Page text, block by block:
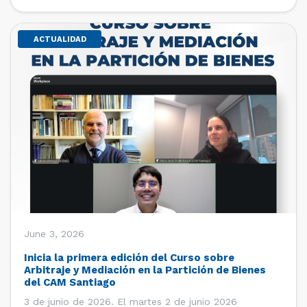
de estudiantes de […]
ACTUALIDAD
June 3, 2026
Inicia la primera edición del Curso sobre
Arbitraje y Mediación en la Partición de Bienes
del CAM Santiago
3 de junio de 2026. El martes 2 de junio 2026